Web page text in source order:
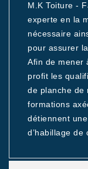
M.K Toiture -
experte en la
nécessaire
pour assurer
Afin de mener
profit les
de planche de
formations
détiennent
d’habillage de